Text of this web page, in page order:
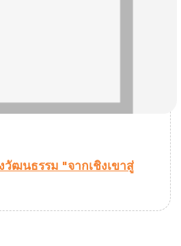
ฒนธรรม "จากเชิงเขาสู่